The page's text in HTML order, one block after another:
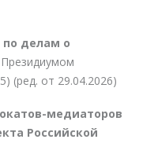
по делам о
Президиумом
(ред. от 29.04.2026)
медиаторов
Российской